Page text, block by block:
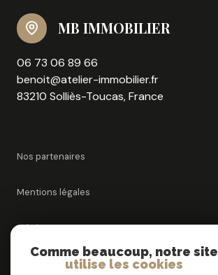
MB IMMOBILIER
06 73 06 89 66
benoit@atelier-immobilier.fr
83210 Solliès-Toucas, France
Nos partenaires
Mentions légales
Admin
Nos honoraires
Comme beaucoup, notre site
utilise les cookies